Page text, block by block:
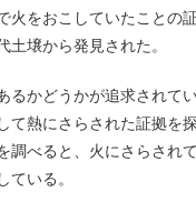
火をおこしていたことの
壌から発見された。
るかどうかが追求されて
て熱にさらされた証拠を
調べると、火にさらされ
いる。